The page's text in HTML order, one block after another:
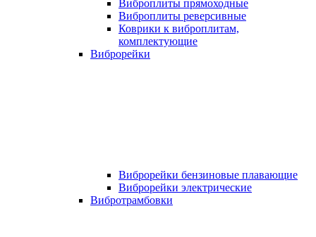
Виброплиты прямоходные
Виброплиты реверсивные
Коврики к виброплитам,
комплектующие
Виброрейки
Виброрейки бензиновые плавающие
Виброрейки электрические
Вибротрамбовки